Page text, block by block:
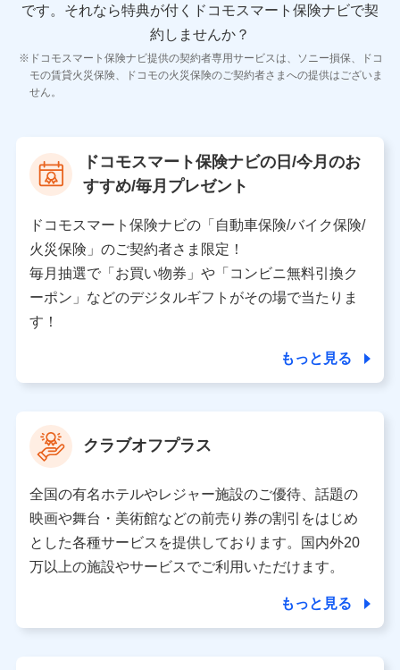
11.マイカー通勤管理クラウド並びに法人向けASPサー
ビスに関してのお問い合わせ情報
各種お問い合わせに対応するため
当社のサービスに関する情報提供や、皆様に有用なお知らせ
をお送りするため
当社の対応品質向上やお問い合わせ内容の正確な把握のため
個人情報保護管理者の職名、連絡先
〒103-0013 東京都中央区日本橋人形町2-14-10 アー
バンネット日本橋ビル 3F
株式会社ドコモ・インシュアランス
個人情報の第三者提供について
当社は利用目的の達成に必要な範囲内において個人情報
の取り扱いの全部または一部を委託する場合がありま
す。
個人データの共同利用
当社は株式会社NTTドコモとの間で、以下のとおり個
人データを共同利用します。
です。 それなら特典が付くドコモスマート保険ナビで契
約しませんか？
ドコモスマート保険ナビ提供の契約者専用サービスは、ソニー損保、ドコ
モの賃貸火災保険、ドコモの火災保険のご契約者さまへの提供はございま
せん。
ドコモスマート保険ナビの日/今月のお
すすめ/毎月プレゼント
ドコモスマート保険ナビの「自動車保険/バイク保険/
火災保険」のご契約者さま限定！
毎月抽選で「お買い物券」や「コンビニ無料引換ク
ーポン」などのデジタルギフトがその場で当たりま
す！
もっと見る
クラブオフプラス
全国の有名ホテルやレジャー施設のご優待、話題の
映画や舞台・美術館などの前売り券の割引をはじめ
とした各種サービスを提供しております。国内外20
万以上の施設やサービスでご利用いただけます。
もっと見る